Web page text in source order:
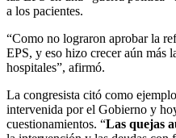
a los pacientes.
“Como no lograron aprobar la
EPS, y eso hizo crecer aún más
hospitales”, afirmó.
La congresista citó como
intervenida por el Gobierno y
cuestionamientos. “Las quejas